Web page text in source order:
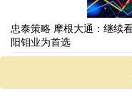
忠泰策略 摩根大通：继续
阳钼业为首选